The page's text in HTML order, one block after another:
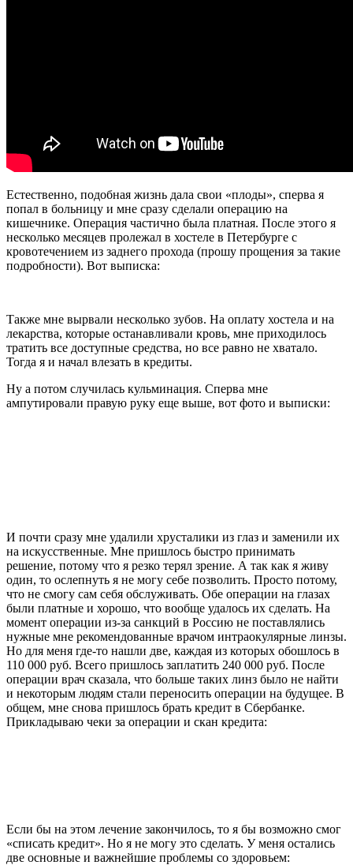
Естественно, подобная жизнь дала свои «плоды», сперва я
попал в больницу и мне сразу сделали операцию на
кишечнике. Операция частично была платная. После этого я
несколько месяцев пролежал в хостеле в Петербурге с
кровотечением из заднего прохода (прошу прощения за такие
подробности). Вот выписка:
Также мне вырвали несколько зубов. На оплату хостела и на
лекарства, которые останавливали кровь, мне приходилось
тратить все доступные средства, но все равно не хватало.
Тогда я и начал влезать в кредиты.
Ну а потом случилась кульминация. Сперва мне
ампутировали правую руку еще выше, вот фото и выписки:
И почти сразу мне удалили хрусталики из глаз и заменили их
на искусственные. Мне пришлось быстро принимать
решение, потому что я резко терял зрение. А так как я живу
один, то ослепнуть я не могу себе позволить. Просто потому,
что не смогу сам себя обслуживать. Обе операции на глазах
были платные и хорошо, что вообще удалось их сделать. На
момент операции из-за санкций в Россию не поставлялись
нужные мне рекомендованные врачом интраокулярные линзы.
Но для меня где-то нашли две, каждая из которых обошлось в
110 000 руб. Всего пришлось заплатить 240 000 руб. После
операции врач сказала, что больше таких линз было не найти
и некоторым людям стали переносить операции на будущее. В
общем, мне снова пришлось брать кредит в Сбербанке.
Прикладываю чеки за операции и скан кредита:
Если бы на этом лечение закончилось, то я бы возможно смог
«списать кредит». Но я не могу это сделать. У меня остались
две основные и важнейшие проблемы со здоровьем: